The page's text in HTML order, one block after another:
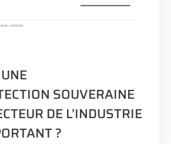
SOUVERAINE
DE L’INDUSTRIE
?